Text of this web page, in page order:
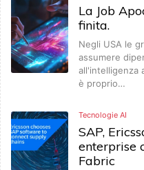
La Job
finita.
Negli USA le
assumere
all'intelligenza
è proprio…
Tecnologie AI
SAP,
enterprise
Fabric